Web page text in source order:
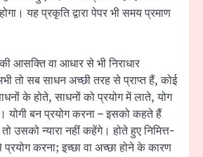
यह प्रकृति द्वारा पेपर भी समय प्रमाण
आसक्ति वा आधार से भी निराधार
तो सब साधन अच्छी तरह से प्राप्त हैं, कोई
के होते, साधनों को प्रयोग में लाते, योग
योगी बन प्रयोग करना – इसको कहते हैं
उसको न्यारा नहीं कहेंगे। होते हुए निमित्त-
करना; इच्छा वा अच्छा होने के कारण